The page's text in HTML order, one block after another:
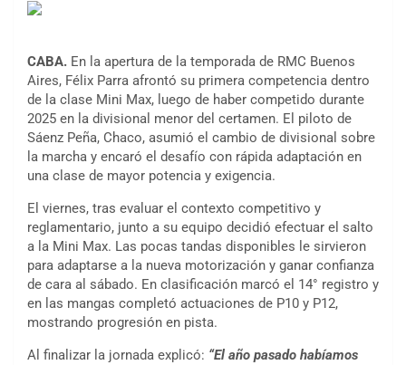
CABA. En la apertura de la temporada de RMC Buenos
Aires, Félix Parra afrontó su primera competencia dentro
de la clase Mini Max, luego de haber competido durante
2025 en la divisional menor del certamen. El piloto de
Sáenz Peña, Chaco, asumió el cambio de divisional sobre
la marcha y encaró el desafío con rápida adaptación en
una clase de mayor potencia y exigencia.
El viernes, tras evaluar el contexto competitivo y
reglamentario, junto a su equipo decidió efectuar el salto
a la Mini Max. Las pocas tandas disponibles le sirvieron
para adaptarse a la nueva motorización y ganar confianza
de cara al sábado. En clasificación marcó el 14° registro y
en las mangas completó actuaciones de P10 y P12,
mostrando progresión en pista.
Al finalizar la jornada explicó: “El año pasado habíamos